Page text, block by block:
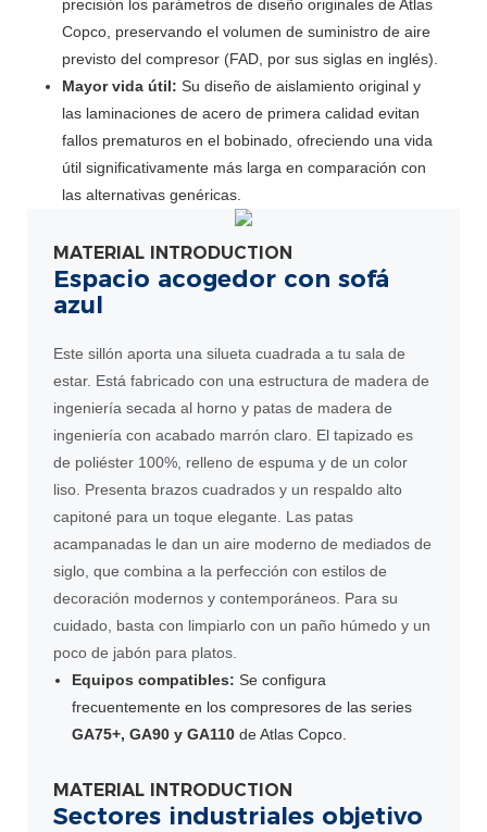
precisión los parámetros de diseño originales de Atlas
Copco, preservando el volumen de suministro de aire
previsto del compresor (FAD, por sus siglas en inglés).
Mayor vida útil: Su diseño de aislamiento original y
las laminaciones de acero de primera calidad evitan
fallos prematuros en el bobinado, ofreciendo una vida
útil significativamente más larga en comparación con
las alternativas genéricas.
MATERIAL INTRODUCTION
Espacio acogedor con sofá
azul
Este sillón aporta una silueta cuadrada a tu sala de
estar. Está fabricado con una estructura de madera de
ingeniería secada al horno y patas de madera de
ingeniería con acabado marrón claro. El tapizado es
de poliéster 100%, relleno de espuma y de un color
liso. Presenta brazos cuadrados y un respaldo alto
capitoné para un toque elegante. Las patas
acampanadas le dan un aire moderno de mediados de
siglo, que combina a la perfección con estilos de
decoración modernos y contemporáneos. Para su
cuidado, basta con limpiarlo con un paño húmedo y un
poco de jabón para platos.
Equipos compatibles: Se configura
frecuentemente en los compresores de las series
GA75+, GA90 y GA110de Atlas Copco.
MATERIAL INTRODUCTION
Sectores industriales objetivo